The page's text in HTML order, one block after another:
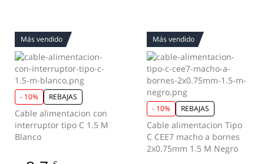
Más vendido
- 10% REBAJAS
Cable alimentacion con
interruptor tipo C 1.5 M
Blanco
Más vendido
- 10% REBAJAS
Cable alimentacion Tipo
C CEE7 macho a bornes
2x0.75mm 1.5 M Negro